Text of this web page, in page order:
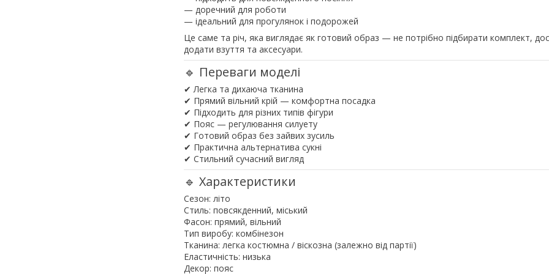
— доречний для роботи
— ідеальний для прогулянок і подорожей
Це саме та річ, яка виглядає як готовий образ — не потрібно підбирати комплект,
додати взуття та аксесуари.
🔹 Переваги моделі
✔ Легка та дихаюча тканина
✔ Прямий вільний крій — комфортна посадка
✔ Підходить для різних типів фігури
✔ Пояс — регулювання силуету
✔ Готовий образ без зайвих зусиль
✔ Практична альтернатива сукні
✔ Стильний сучасний вигляд
🔹 Характеристики
Сезон: літо
Стиль: повсякденний, міський
Фасон: прямий, вільний
Тип виробу: комбінезон
Тканина: легка костюмна / віскозна (залежно від партії)
Еластичність: низька
Декор: пояс